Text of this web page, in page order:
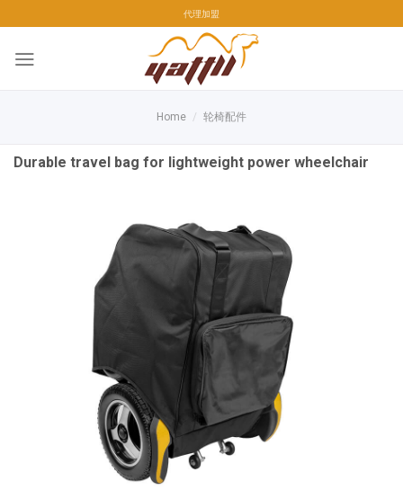
to
content
代理加盟
Home / 轮椅配件
Durable travel bag for lightweight power wheelchair